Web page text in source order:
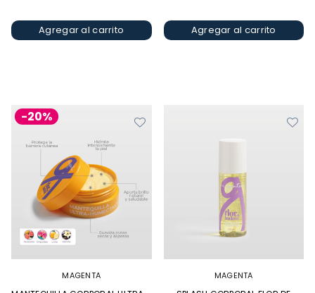
Agregar al carrito Agregar al carrito
-20%
MAGENTA MAGENTA